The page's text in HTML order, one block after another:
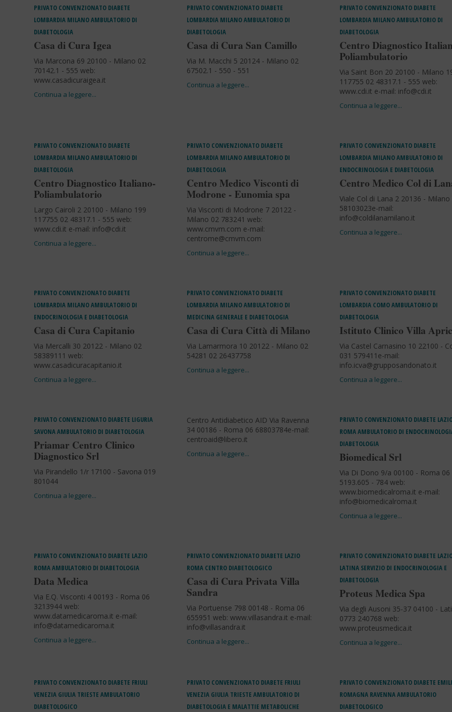
PRIVATO CONVENZIONATO DIABETE
LOMBARDIA MILANOAMBULATORIO DI
DIABETOLOGIA
Casa di Cura Igea
Via Marcona 69 20100 - Milano 02
70142.1 - 555 web:
www.casadicuraigea.it
PRIVATO CONVENZIONATO DIABETE
LOMBARDIA MILANOAMBULATORIO DI
DIABETOLOGIA
Casa di Cura San Camillo
Via M. Macchi 5 20124 - Milano 02
67502.1 - 550 - 551
PRIVATO CONVENZIONATO DIABETE
LOMBARDIA MILANOAMBULATORIO DI
DIABETOLOGIA
Centro Diagnostico
Poliambulatorio
Via Saint Bon 20 20100 - Milano
117755 02 48317.1 - 555 web:
www.cdi.it e-mail: info@cdi.it
PRIVATO CONVENZIONATO DIABETE
LOMBARDIA MILANOAMBULATORIO DI
DIABETOLOGIA
Centro Diagnostico Italiano-
Poliambulatorio
Largo Cairoli 2 20100 - Milano 199
117755 02 48317.1 - 555 web:
www.cdi.it e-mail: info@cdi.it
PRIVATO CONVENZIONATO DIABETE
LOMBARDIA MILANOAMBULATORIO DI
DIABETOLOGIA
Centro Medico Visconti di
Modrone - Eunomia spa
Via Visconti di Modrone 7 20122 -
Milano 02 783241 web:
www.cmvm.com e-mail:
centrome@cmvm.com
PRIVATO CONVENZIONATO DIABETE
LOMBARDIA MILANOAMBULATORIO DI
ENDOCRINOLOGIA E DIABETOLOGIA
Centro Medico Col di
Viale Col di Lana 2 20136 - Milano
58103023e-mail:
info@coldilanamilano.it
PRIVATO CONVENZIONATO DIABETE
LOMBARDIA MILANOAMBULATORIO DI
ENDOCRINOLOGIA E DIABETOLOGIA
Casa di Cura Capitanio
Via Mercalli 30 20122 - Milano 02
58389111 web:
www.casadicuracapitanio.it
PRIVATO CONVENZIONATO DIABETE
LOMBARDIA MILANOAMBULATORIO DI
MEDICINA GENERALE E DIABETOLOGIA
Casa di Cura Città di Milano
Via Lamarmora 10 20122 - Milano 02
54281 02 26437758
PRIVATO CONVENZIONATO DIABETE
LOMBARDIA COMOAMBULATORIO DI
DIABETOLOGIA
Istituto Clinico Villa
Via Castel Carnasino 10 22100 -
031 579411e-mail:
info.icva@grupposandonato.it
PRIVATO CONVENZIONATO DIABETE LIGURIA
SAVONAAMBULATORIO DI DIABETOLOGIA
Priamar Centro Clinico
Diagnostico Srl
Via Pirandello 1/r 17100 - Savona 019
801044
Centro Antidiabetico AID Via Ravenna
34 00186 - Roma 06 68803784e-mail:
centroaid@libero.it
PRIVATO CONVENZIONATO DIABETE
ROMAAMBULATORIO DI
DIABETOLOGIA
Biomedical Srl
Via Di Dono 9/a 00100 - Roma 06
5193.605 - 784 web:
www.biomedicalroma.it e-mail:
info@biomedicalroma.it
PRIVATO CONVENZIONATO DIABETE LAZIO
ROMAAMBULATORIO DI DIABETOLOGIA
Data Medica
Via E.Q. Visconti 4 00193 - Roma 06
3213944 web:
www.datamedicaroma.it e-mail:
info@datamedicaroma.it
PRIVATO CONVENZIONATO DIABETE LAZIO
ROMA CENTRO DIABETOLOGICO
Casa di Cura Privata Villa
Sandra
Via Portuense 798 00148 - Roma 06
655951 web: www.villasandra.it e-mail:
info@villasandra.it
PRIVATO CONVENZIONATO DIABETE
LATINA SERVIZIO DI ENDOCRINOLOGIA E
DIABETOLOGIA
Proteus Medica Spa
Via degli Ausoni 35-37 04100 -
0773 240768 web:
www.proteusmedica.it
PRIVATO CONVENZIONATO DIABETE FRIULI
VENEZIA GIULIA TRIESTE AMBULATORIO
DIABETOLOGICO
PRIVATO CONVENZIONATO DIABETE FRIULI
VENEZIA GIULIA TRIESTE AMBULATORIO DI
DIABETOLOGIA E MALATTIE METABOLICHE
PRIVATO CONVENZIONATO DIABETE
ROMAGNA RAVENNAAMBULATORIO
DIABETOLOGICO